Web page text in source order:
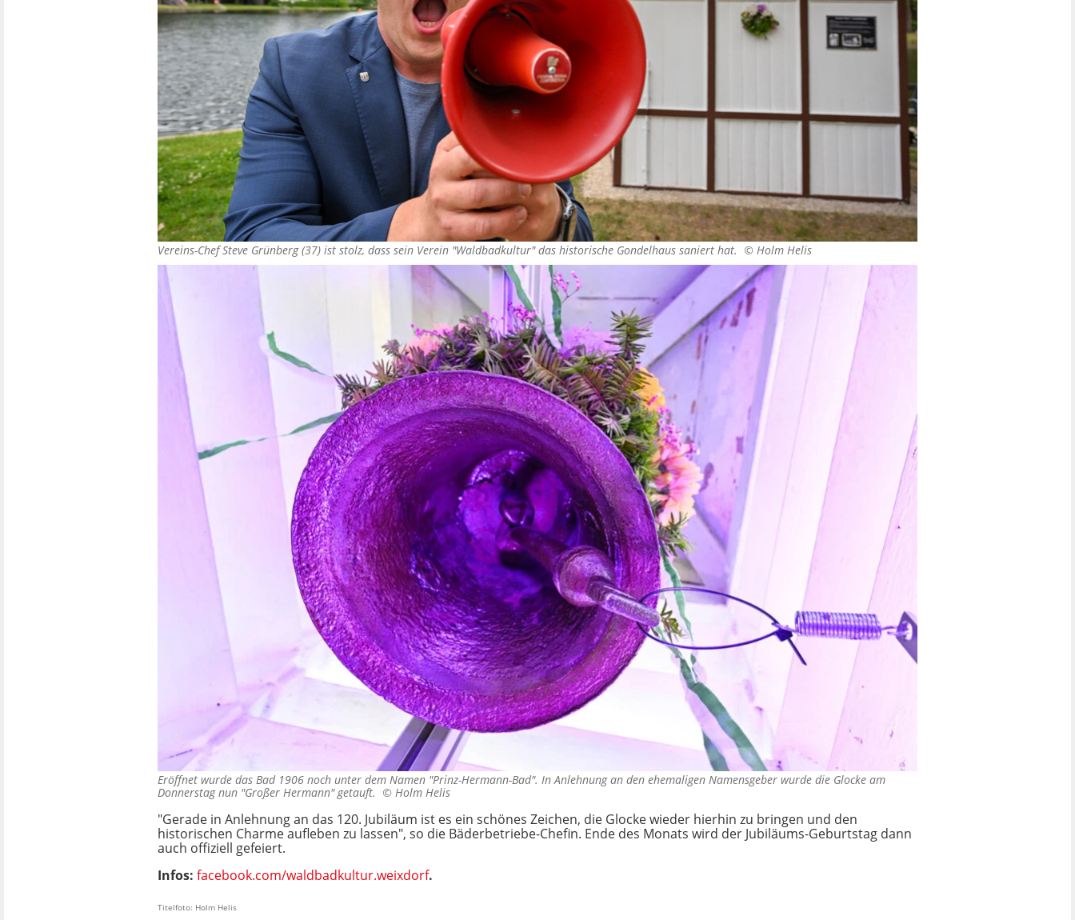
Vereins-Chef Steve Grünberg (37) ist stolz, dass sein Verein "Waldbadkultur" das historische Gondelhaus saniert hat. © Holm Helis
Eröffnet wurde das Bad 1906 noch unter dem Namen "Prinz-Hermann-Bad". In Anlehnung an den ehemaligen Namensgeber wurde die Glocke am
Donnerstag nun "Großer Hermann" getauft. © Holm Helis
"Gerade in Anlehnung an das 120. Jubiläum ist es ein schönes Zeichen, die Glocke wieder hierhin zu bringen und den
historischen Charme aufleben zu lassen", so die Bäderbetriebe-Chefin. Ende des Monats wird der Jubiläums-Geburtstag dann
auch offiziell gefeiert.
Infos: facebook.com/waldbadkultur.weixdorf.
Titelfoto: Holm Helis